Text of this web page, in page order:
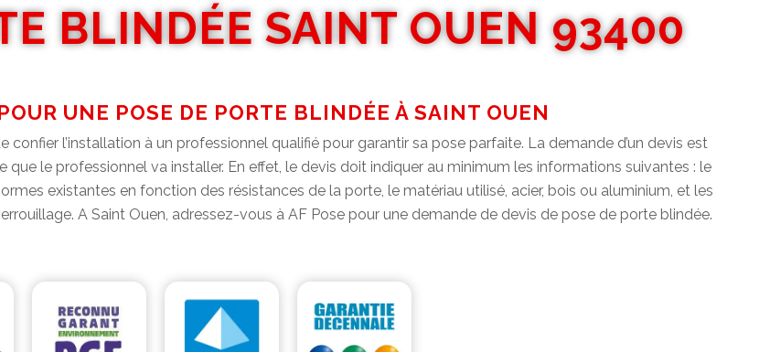
BLINDÉE SAINT OUEN 93400
UNE POSE DE PORTE BLINDÉE À SAINT OUEN
l’installation à un professionnel qualifié pour garantir sa pose parfaite. La demande d’un devis est
le professionnel va installer. En effet, le devis doit indiquer au minimum les informations suivantes : le
existantes en fonction des résistances de la porte, le matériau utilisé, acier, bois ou aluminium, et les
A Saint Ouen, adressez-vous à AF Pose pour une demande de devis de pose de porte blindée.